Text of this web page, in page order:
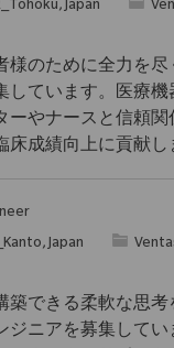
Japan
様のために全力を尽
しています。医療機
ーやナースと信頼関
床成績向上に貢献し
Japan
築できる柔軟な思考
ジニアを募集してい